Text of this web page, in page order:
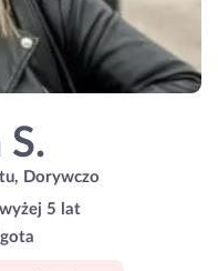
S.
Dorywczo
5 lat